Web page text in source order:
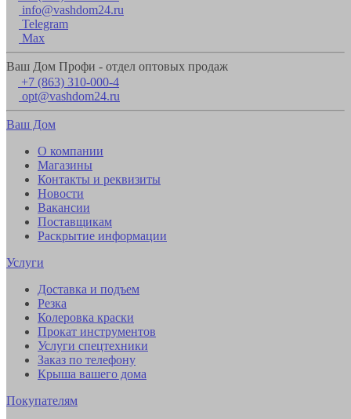
info@vashdom24.ru
Telegram
Max
Ваш Дом Профи - отдел оптовых продаж
+7 (863) 310-000-4
opt@vashdom24.ru
Ваш Дом
О компании
Магазины
Контакты и реквизиты
Новости
Вакансии
Поставщикам
Раскрытие информации
Услуги
Доставка и подъем
Резка
Колеровка краски
Прокат инструментов
Услуги спецтехники
Заказ по телефону
Крыша вашего дома
Покупателям